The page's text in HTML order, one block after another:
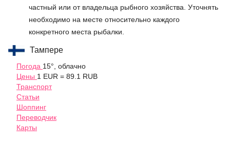
частный или от владельца рыбного хозяйства. Уточнять
необходимо на месте относительно каждого
конкретного места рыбалки.
Тампере
Погода 15°, облачно
Цены 1 EUR = 89.1 RUB
Транспорт
Статьи
Шоппинг
Переводчик
Карты